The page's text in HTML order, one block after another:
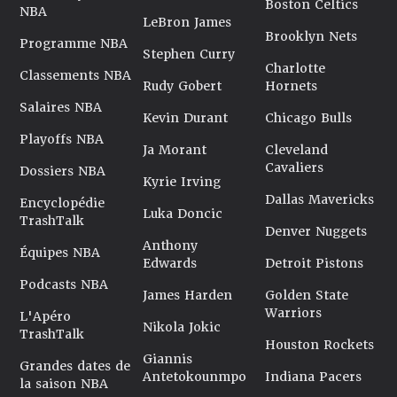
NBA
Programme NBA
Classements NBA
Salaires NBA
Playoffs NBA
Dossiers NBA
Encyclopédie
TrashTalk
Équipes NBA
Podcasts NBA
L'Apéro
TrashTalk
Grandes dates de
la saison NBA
LeBron James
Stephen Curry
Rudy Gobert
Kevin Durant
Ja Morant
Kyrie Irving
Luka Doncic
Anthony
Edwards
James Harden
Nikola Jokic
Giannis
Antetokounmpo
Boston Celtics
Brooklyn Nets
Charlotte
Hornets
Chicago Bulls
Cleveland
Cavaliers
Dallas Mavericks
Denver Nuggets
Detroit Pistons
Golden State
Warriors
Houston Rockets
Indiana Pacers